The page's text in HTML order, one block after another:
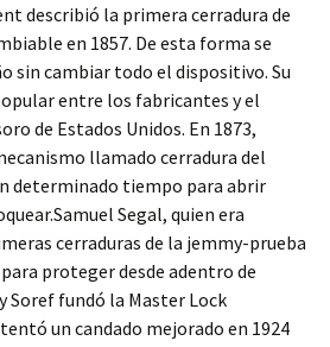
describió la primera cerradura de
en 1857. De esta forma se
sin cambiar todo el dispositivo. Su
entre los fabricantes y el
de Estados Unidos. En 1873,
llamado cerradura del
determinado tiempo para abrir
Segal, quien era
cerraduras de la jemmy-prueba
proteger desde adentro de
Soref fundó la Master Lock
un candado mejorado en 1924